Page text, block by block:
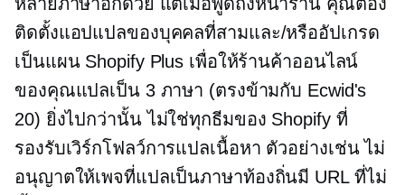
ติดตั้งแอปแปลของบุคคลที่สามและ/หรืออัปเกรด
เป็นแผน Shopify Plus เพื่อให้ร้านค้าออนไลน์
ของคุณแปลเป็น 3 ภาษา (ตรงข้ามกับ Ecwid's
20) ยิ่งไปกว่านั้น ไม่ใช่ทุกธีมของ Shopify ที่
รองรับเวิร์กโฟลว์การแปลเนื้อหา ตัวอย่างเช่น ไม่
อนุญาตให้เพจที่แปลเป็นภาษาท้องถิ่นมี URL ที่ไม่